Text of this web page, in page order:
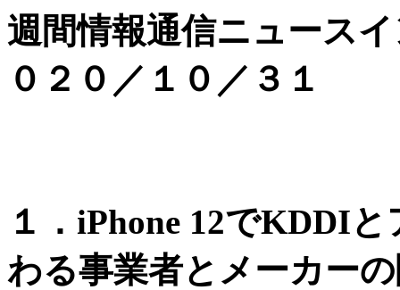
週間情報通信ニュース
０２０／１０／３１
１．iPhone 12でKDDI
わる事業者とメーカー